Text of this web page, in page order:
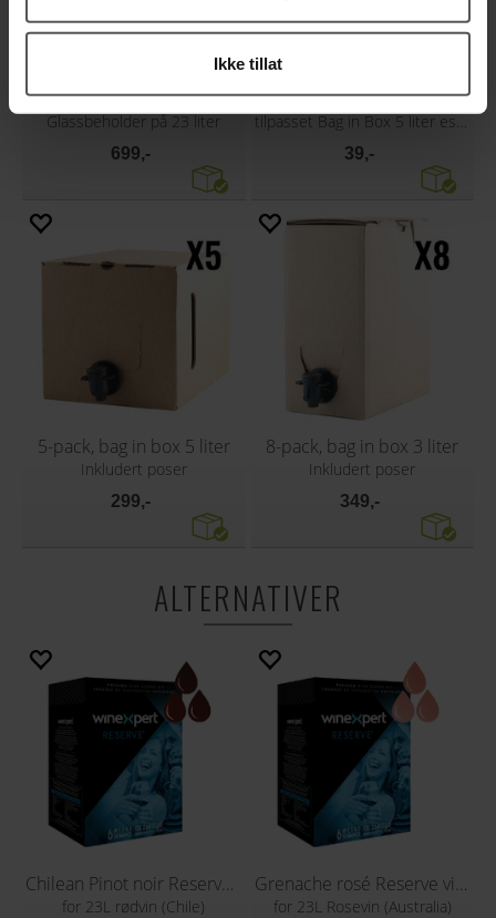
Ikke tillat
23L Glass Carboy / Fermenter
Glassbeholder på 23 liter
699,-
5 liter pose for Bag In Box
tilpasset Bag in Box 5 liter eske
39,-
5-pack, bag in box 5 liter
Inkludert poser
299,-
8-pack, bag in box 3 liter
Inkludert poser
349,-
ALTERNATIVER
Chilean Pinot noir Reserve vinsett
for 23L rødvin (Chile)
Grenache rosé Reserve vinsett
for 23L Rosevin (Australia)